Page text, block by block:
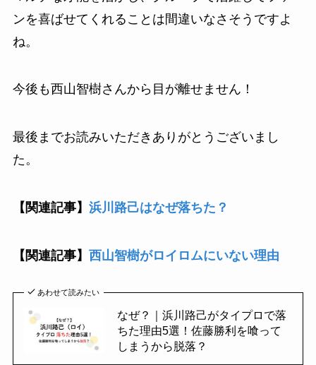
ンを喜ばせてくれることは間違いなさそうですよ
ね。
今後も西山智樹さんから目が離せません！
最後までお読みいただきありがとうございまし
た。
【関連記事】 浜川路己はなぜ落ちた？
【関連記事】 西山智樹がロイロムにいない理由
あわせて読みたい
なぜ？｜浜川路己がタイプロで落
ちた理由5選！佐藤勝利を喰って
しまうから脱落？